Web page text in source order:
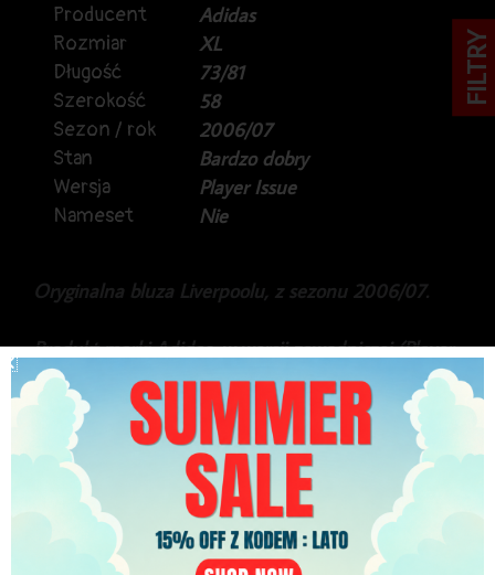
Producent
Adidas
Rozmiar
XL
Długość
73/81
Szerokość
58
Sezon / rok
2006/07
Stan
Bardzo dobry
Wersja
Player Issue
Nameset
Nie
Oryginalna bluza Liverpoolu, z sezonu 2006/07.
Produkt marki Adidas, w wersji zawodniczej (Player
Issue), formotion.
Stan dobry, ze względu na drobne zmechacenia.
199.99zł
FILTRY